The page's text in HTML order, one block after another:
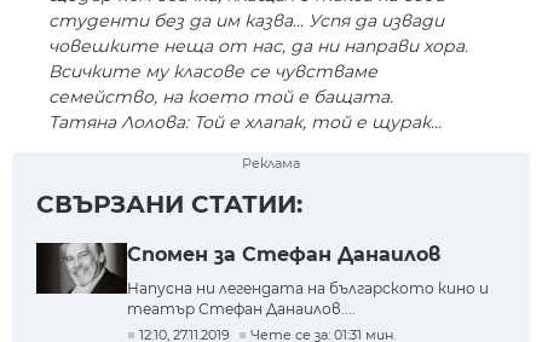
студенти без да им казва... Успя да извади
човешките неща от нас, да ни направи хора.
Всичките му класове се чувстваме
семейство, на което той е бащата.
Татяна Лолова: Той е хлапак, той е щурак...
Реклама
СВЪРЗАНИ СТАТИИ:
Спомен за Стефан Данаилов
Напусна ни легендата на българското кино и
театър Стефан Данаилов....
12:10, 27.11.2019 Чете се за: 01:31 мин.